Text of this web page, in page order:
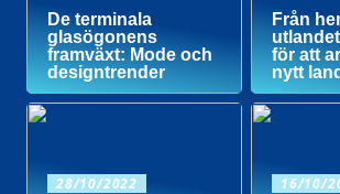
De terminala
glasögonens
framväxt: Mode och
designtrender
Från
för att
nytt land
28/10/2022 16/10/